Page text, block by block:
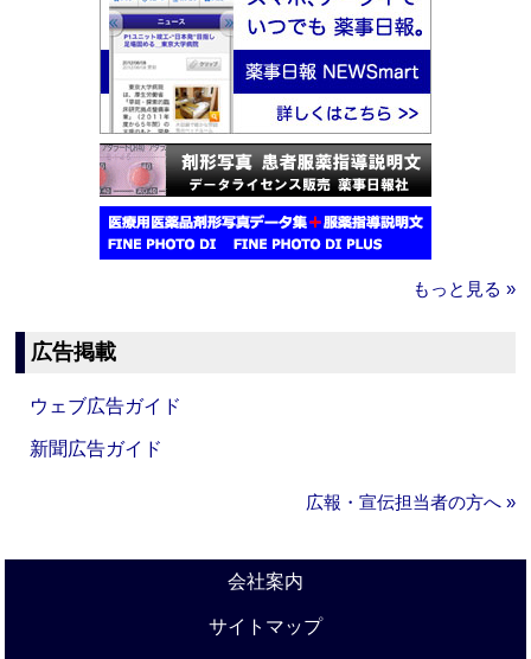
もっと見る »
広告掲載
ウェブ広告ガイド
新聞広告ガイド
広報・宣伝担当者の方へ »
会社案内
サイトマップ